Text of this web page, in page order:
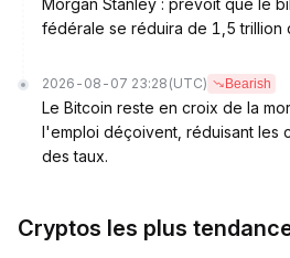
Morgan Stanley : prévoit que le
fédérale se réduira de 1,5 trillion
2026-08-07 23:28 (UTC) Bearish
Le Bitcoin reste en croix de la
l'emploi déçoivent, réduisant les
des taux.
Cryptos les plus